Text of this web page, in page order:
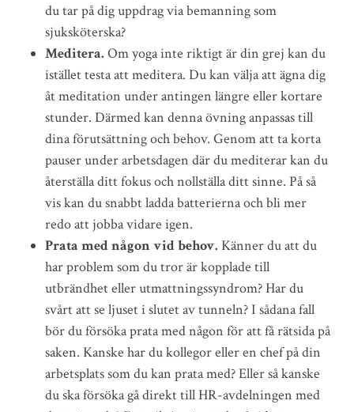
du tar på dig uppdrag via bemanning som
sjuksköterska?
Meditera. Om yoga inte riktigt är din grej kan du
istället testa att meditera. Du kan välja att ägna dig
åt meditation under antingen längre eller kortare
stunder. Därmed kan denna övning anpassas till
dina förutsättning och behov. Genom att ta korta
pauser under arbetsdagen där du mediterar kan du
återställa ditt fokus och nollställa ditt sinne. På så
vis kan du snabbt ladda batterierna och bli mer
redo att jobba vidare igen.
Prata med någon vid behov. Känner du att du
har problem som du tror är kopplade till
utbrändhet eller utmattningssyndrom? Har du
svårt att se ljuset i slutet av tunneln? I sådana fall
bör du försöka prata med någon för att få rätsida på
saken. Kanske har du kollegor eller en chef på din
arbetsplats som du kan prata med? Eller så kanske
du ska försöka gå direkt till HR-avdelningen med